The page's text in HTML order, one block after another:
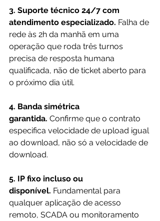
3. Suporte técnico 24/7 com
atendimento especializado. Falha de
rede às 2h da manhã em uma
operação que roda três turnos
precisa de resposta humana
qualificada, não de ticket aberto para
o próximo dia útil.
4. Banda simétrica
garantida. Confirme que o contrato
especifica velocidade de upload igual
ao download, não só a velocidade de
download.
5. IP fixo incluso ou
disponível. Fundamental para
qualquer aplicação de acesso
remoto, SCADA ou monitoramento